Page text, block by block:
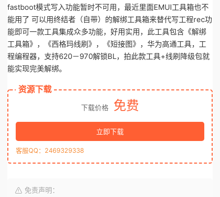
fastboot模式写入功能暂时不可用，最近里面EMUI工具箱也不
能用了 可以用终结者（自带）的解绑工具箱来替代写工程rec功
能即可一款工具集成众多功能，好用实用，此工具包含《解绑
工具箱》，《西格玛线刷》，《短接图》，华为高通工具，工
程编程器，支持620－970解锁BL，拍此款工具+线刷降级包就
能实现完美解绑。
资源下载
下载价格 免费
立即下载
客服QQ：2469329338
免责声明：